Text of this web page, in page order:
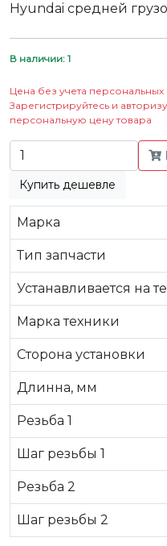
Hyundai средней
В наличии: 1
Цена без учета персональных
Зарегистрируйтесь и
персональную цену товара
Купить дешевле
Марка
Тип запчасти
Устанавливается на
Марка техники
Сторона установки
Длинна, мм
Резьба 1
Шаг резьбы 1
Резьба 2
Шаг резьбы 2